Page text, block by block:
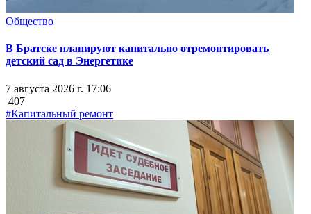
Общество
В Братске планируют капитально отремонтировать
детский сад в Энергетике
7 августа 2026 г. 17:06
407
#Капитальный ремонт